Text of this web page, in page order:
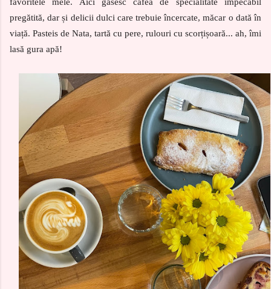
pregătită, dar și delicii dulci care trebuie încercate, măcar o dată în
viață. Pasteis de Nata, tartă cu pere, rulouri cu scorțișoară... ah, îmi
lasă gura apă!